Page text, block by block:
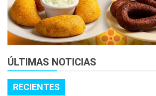
ÚLTIMAS NOTICIAS
RECIENTES